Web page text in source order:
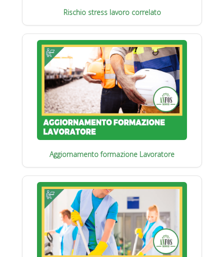
Rischio stress lavoro correlato
Aggiornamento formazione Lavoratore